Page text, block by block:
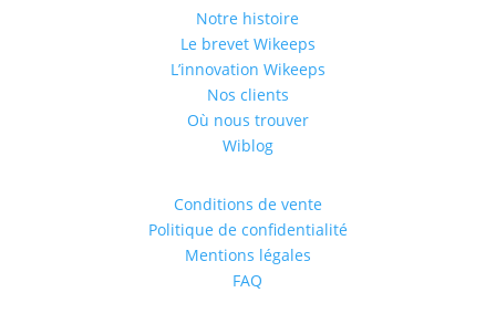
Notre histoire
Le brevet Wikeeps
L’innovation Wikeeps
Nos clients
Où nous trouver
Wiblog
Conditions de vente
Politique de confidentialité
Mentions légales
FAQ